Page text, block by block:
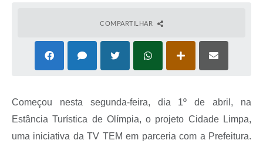
COMPARTILHAR
Começou nesta segunda-feira, dia 1º de abril, na
Estância Turística de Olímpia, o projeto Cidade Limpa,
uma iniciativa da TV TEM em parceria com a Prefeitura.